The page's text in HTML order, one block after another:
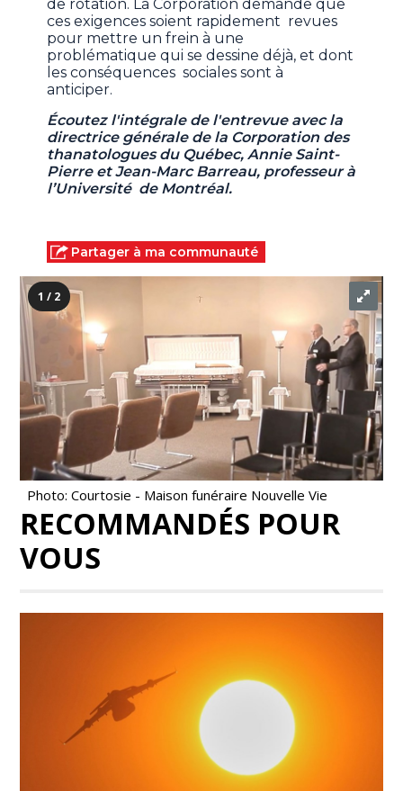
de rotation. La Corporation demande que
ces exigences soient rapidement revues
pour mettre un frein à une
problématique qui se dessine déjà, et dont
les conséquences sociales sont à
anticiper.
Écoutez l'intégrale de l'entrevue avec la
directrice générale de la Corporation des
thanatologues du Québec, Annie Saint-
Pierre et Jean-Marc Barreau, professeur à
l’Université de Montréal.
Partager à ma communauté
1 / 2
Photo: Courtosie - Maison funéraire Nouvelle Vie
RECOMMANDÉS POUR
VOUS